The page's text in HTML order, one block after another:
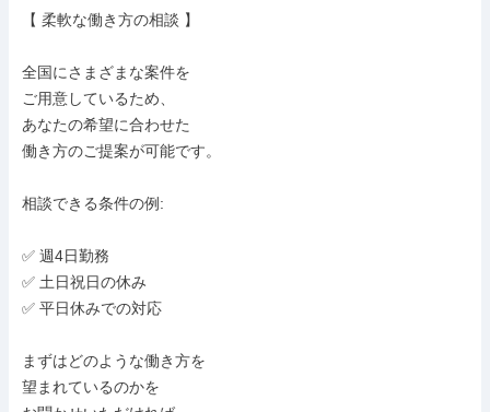
【 柔軟な働き方の相談 】
全国にさまざまな案件を
ご用意しているため、
あなたの希望に合わせた
働き方のご提案が可能です。
相談できる条件の例:
✅ 週4日勤務
✅ 土日祝日の休み
✅ 平日休みでの対応
まずはどのような働き方を
望まれているのかを